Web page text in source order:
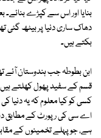
بنایا اور اس سے کپڑے
بکتے ہیں۔
ابن بطوطہ جب ہندوستان آئے
قسم کے سفید پھول کھلتے